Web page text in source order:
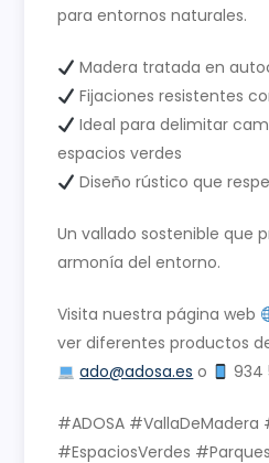
para entornos naturales.
Madera tratada en
Fijaciones resistentes
Ideal para delimitar
espacios verdes
Diseño rústico que
Un vallado sostenible que
armonía del entorno.
Visita nuestra página web
ver diferentes productos
ado@adosa.es o 934
#ADOSA #VallaDeMadera
#EspaciosVerdes